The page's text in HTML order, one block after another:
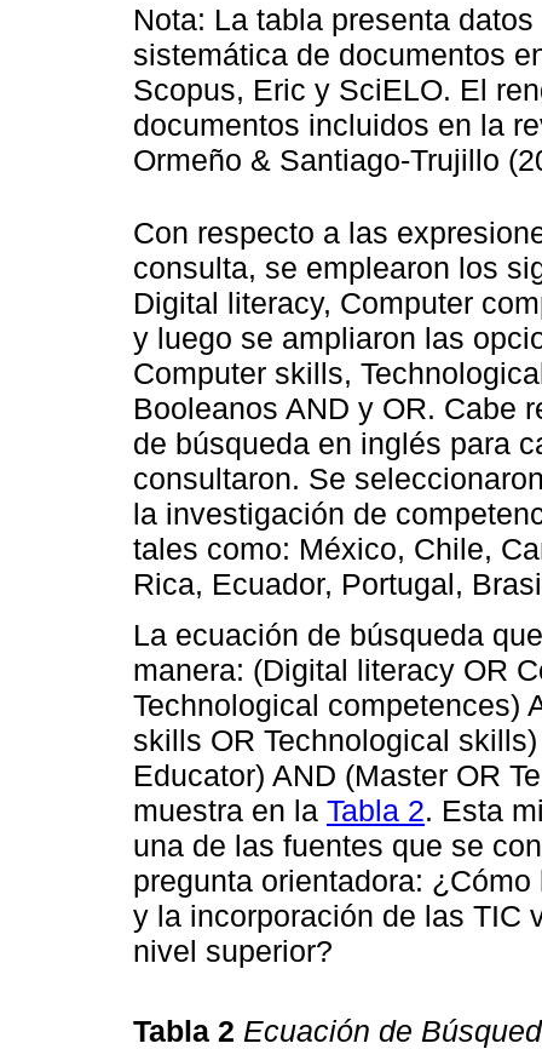
Nota: La tabla presenta
sistemática de documentos
Scopus, Eric y SciELO. El
documentos incluidos en la
Ormeño & Santiago-Trujillo
Con respecto a las
consulta, se emplearon los
Digital literacy, Computer
y luego se ampliaron las
Computer skills,
Booleanos AND y OR. Cabe
de búsqueda en inglés para
consultaron. Se
la investigación de
tales como: México, Chile,
Rica, Ecuador, Portugal,
La ecuación de búsqueda
manera: (Digital literacy OR
Technological competences)
skills OR Technological
Educator) AND (Master OR
muestra en la Tabla 2. Esta
una de las fuentes que se
pregunta orientadora:
y la incorporación de las TIC
nivel superior?
Tabla 2 Ecuación de